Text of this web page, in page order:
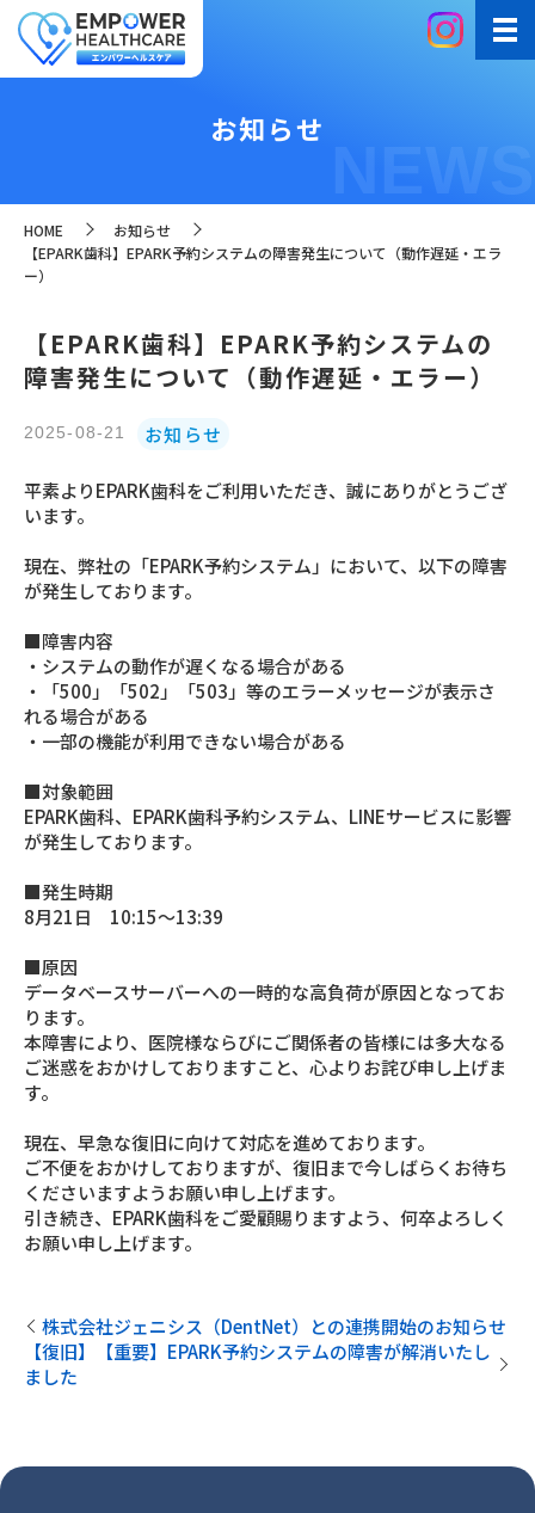
お知らせ
NEWS
HOME
お知らせ
【EPARK歯科】EPARK予約システムの障害発生について（動作遅延・エラ
ー）
【EPARK歯科】EPARK予約システムの
障害発生について（動作遅延・エラー）
2025-08-21 お知らせ
平素よりEPARK歯科をご利用いただき、誠にありがとうござ
います。
現在、弊社の「EPARK予約システム」において、以下の障害
が発生しております。
■障害内容
・システムの動作が遅くなる場合がある
・「500」「502」「503」等のエラーメッセージが表示さ
れる場合がある
・一部の機能が利用できない場合がある
■対象範囲
EPARK歯科、EPARK歯科予約システム、LINEサービスに影響
が発生しております。
■発生時期
8月21日 10:15～13:39
■原因
データベースサーバーへの一時的な高負荷が原因となってお
ります。
本障害により、医院様ならびにご関係者の皆様には多大なる
ご迷惑をおかけしておりますこと、心よりお詫び申し上げま
す。
現在、早急な復旧に向けて対応を進めております。
ご不便をおかけしておりますが、復旧まで今しばらくお待ち
くださいますようお願い申し上げます。
引き続き、EPARK歯科をご愛顧賜りますよう、何卒よろしく
お願い申し上げます。
株式会社ジェニシス（DentNet）との連携開始のお知らせ
【復旧】【重要】EPARK予約システムの障害が解消いたし
ました